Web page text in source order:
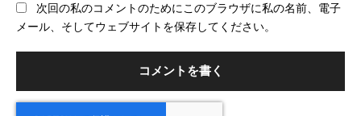
次回の私のコメントのためにこのブラウザに私の名前、電子
メール、そしてウェブサイトを保存してください。